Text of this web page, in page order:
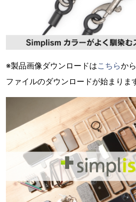
※製品画像ダウンロードはこちらか
ファイルのダウンロードが始まりま